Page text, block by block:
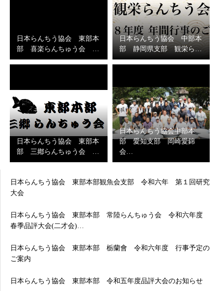
日本らんちう協会 東部本
部 喜楽らんちゅう会 …
日本らんちう協会 中部本
部 静岡県支部 観栄ら…
日本らんちう協会 東部本
部 三鄕らんちゅう会 …
日本らんちう協会中部本
部 愛知支部 岡崎愛錦
会…
日本らんちう協会 東部本部観魚会支部 令和六年 第１回研究
大会
日本らんちう協会 東部本部 常陸らんちゅう会 令和六年度
春季品評大会(二才会)…
日本らんちう協会 東部本部 栃蘭會 令和六年度 行事予定の
ご案内
日本らんちう協会 東部本部 令和五年度品評大会のお知らせ